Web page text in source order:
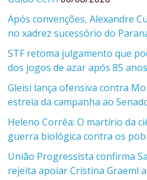
Após convenções, Alexandre
no xadrez sucessório do
STF retoma julgamento que
dos jogos de azar após 85 anos
Gleisi lança ofensiva contra
estreia da campanha ao
Heleno Corrêa: O martírio da
guerra biológica contra os
União Progressista confirma
rejeita apoiar Cristina Graeml